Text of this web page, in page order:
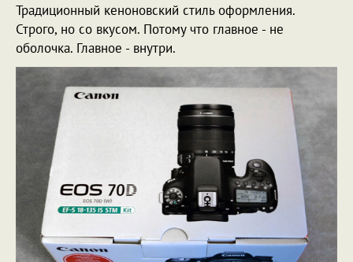
Традиционный кеноновский стиль оформления.
Строго, но со вкусом. Потому что главное - не
оболочка. Главное - внутри.